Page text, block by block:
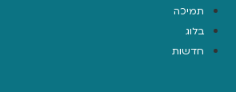
תמיכה
בלוג
חדשות